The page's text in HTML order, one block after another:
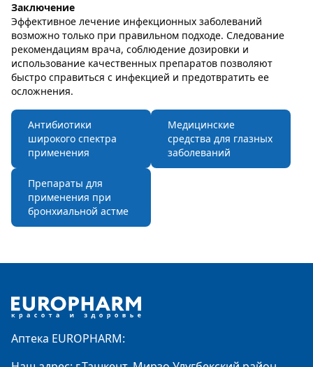
Заключение
Эффективное лечение инфекционных заболеваний
возможно только при правильном подходе. Следование
рекомендациям врача, соблюдение дозировки и
использование качественных препаратов позволяют
быстро справиться с инфекцией и предотвратить ее
осложнения.
Антибиотики
широкого спектра
применения
Медицинские
средства для глазных
заболеваний
Препараты для
применения при
бронхиальной астме
Аптека EUROPHARM: